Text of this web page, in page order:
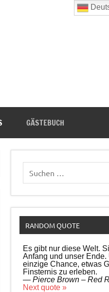
GÄSTEBUCH
RANDOM QUOTE
Es gibt nur diese Welt.
Anfang und unser Ende.
einzige Chance, etwas
Finsternis zu erleben.
—Pierce Brown – Red
Next quote »